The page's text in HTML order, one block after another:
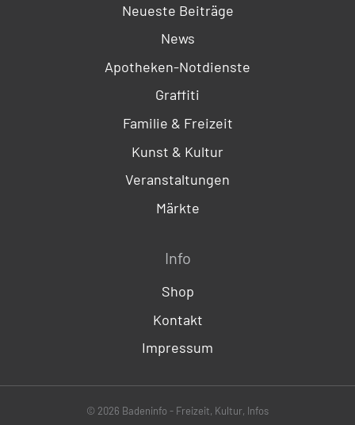
Neueste Beiträge
News
Apotheken-Notdienste
Graffiti
Familie & Freizeit
Kunst & Kultur
Veranstaltungen
Märkte
Info
Shop
Kontakt
Impressum
© 2026 Badeninfo - Freizeit, Kultur, Infos